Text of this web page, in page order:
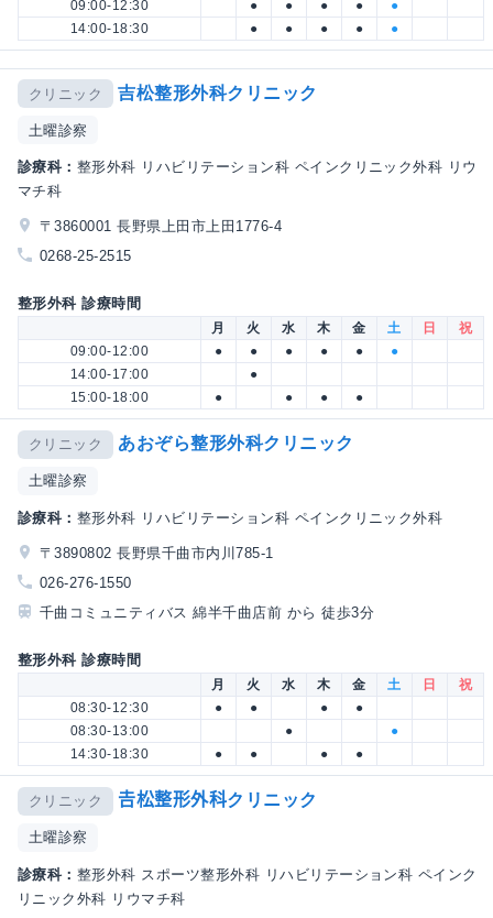
09:00-12:30
● ● ● ●
●
14:00-18:30
● ● ● ● ●
クリニック 吉松整形外科クリニック
土曜診察
診療科： 整形外科 リハビリテーション科 ペインクリニック外科 リウ
マチ科
〒3860001 長野県上田市上田1776-4
0268-25-2515
整形外科 診療時間
月 火 水 木 金 土 日
祝
09:00-12:00
● ● ● ● ●
●
14:00-17:00
●
15:00-18:00
● ● ● ●
クリニック あおぞら整形外科クリニック
土曜診察
診療科： 整形外科 リハビリテーション科 ペインクリニック外科
〒3890802 長野県千曲市内川785-1
026-276-1550
千曲コミュニティバス 綿半千曲店前 から 徒歩3分
整形外科 診療時間
月 火 水 木 金 土 日
祝
08:30-12:30
● ● ●
●
08:30-13:00
●
●
14:30-18:30
● ● ● ●
クリニック 𠮷松整形外科クリニック
土曜診察
診療科： 整形外科 スポーツ整形外科 リハビリテーション科 ペインク
リニック外科 リウマチ科